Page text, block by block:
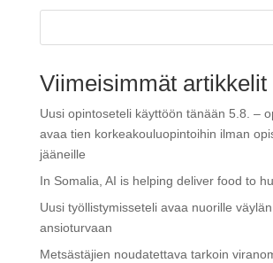
Viimeisimmät artikkelit
Uusi opintoseteli käyttöön tänään 5.8. –
avaa tien korkeakouluopintoihin ilman
jääneille
In Somalia, AI is helping deliver food to
Uusi työllistymisseteli avaa nuorille
ansioturvaan
Metsästäjien noudatettava tarkoin